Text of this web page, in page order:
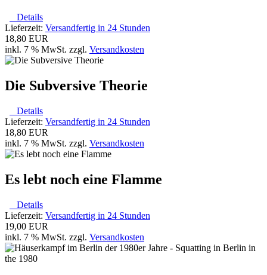
Details
Lieferzeit: Versandfertig in 24 Stunden
18,80 EUR
inkl. 7 % MwSt. zzgl. Versandkosten
Die Subversive Theorie
Details
Lieferzeit: Versandfertig in 24 Stunden
18,80 EUR
inkl. 7 % MwSt. zzgl. Versandkosten
Es lebt noch eine Flamme
Details
Lieferzeit: Versandfertig in 24 Stunden
19,00 EUR
inkl. 7 % MwSt. zzgl. Versandkosten